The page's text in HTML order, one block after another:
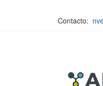
Contacto: